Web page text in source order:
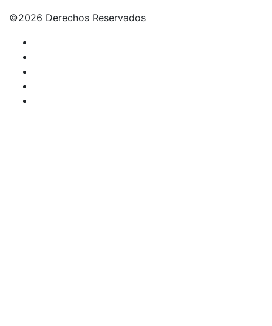
©2026 Derechos Reservados